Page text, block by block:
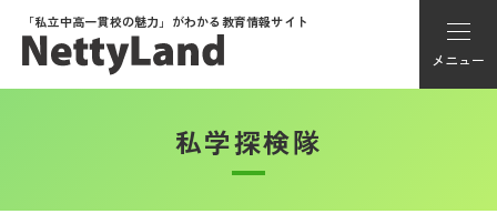
「私立中高一貫校の魅力」がわかる教育情報サイト
メニュー
アカウント登録
私学探検隊